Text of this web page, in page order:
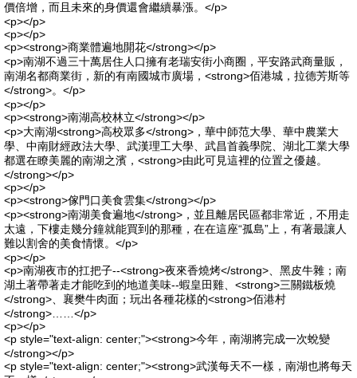
價倍增，而且未來的身價還會繼續暴漲。</p>
<p></p>
<p></p>
<p><strong>商業體遍地開花</strong></p>
<p>南湖不過三十萬居住人口擁有老瑞安街小商圈，平安路武商量販，
南湖名都商業街，新的有南國城市廣場，<strong>佰港城，拉德芳斯等
</strong>。</p>
<p></p>
<p><strong>南湖高校林立</strong></p>
<p>大南湖<strong>高校眾多</strong>，華中師范大學、華中農業大
學、中南財經政法大學、武漢理工大學、武昌首義學院、湖北工業大學
都選在瞭美麗的南湖之濱，<strong>由此可見這裡的位置之優越。
</strong></p>
<p></p>
<p><strong>傢門口美食雲集</strong></p>
<p><strong>南湖美食遍地</strong>，並且離居民區都非常近，不用走
太遠，下樓走幾分鐘就能買到的那種，在在這座“孤島”上，有著最讓人
難以割舍的美食情懷。</p>
<p></p>
<p>南湖夜市的扛把子--<strong>夜來香燒烤</strong>、黑皮牛雜；南
湖土著帶著走才能吃到的地道美味--蝦皇田雞、<strong>三關鐵板燒
</strong>、襄樊牛肉面；玩出各種花樣的<strong>佰港村
</strong>……</p>
<p></p>
<p style="text-align: center;"><strong>今年，南湖將完成一次蛻變
</strong></p>
<p style="text-align: center;"><strong>武漢每天不一樣，南湖也將每天